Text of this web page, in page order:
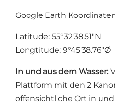
Google Earth
Latitude: 55°32'38.51"N
Longtitude: 9°45'38.76"Ø
In und aus dem Wasser:
Plattform mit den 2
offensichtliche Ort in und